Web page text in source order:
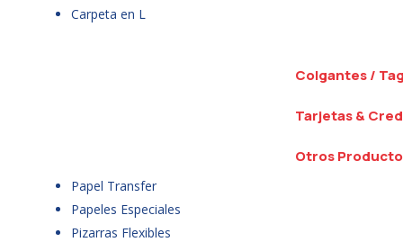
Carpeta en L
Colgantes /
Tarjetas &
Otros
Papel Transfer
Papeles Especiales
Pizarras Flexibles